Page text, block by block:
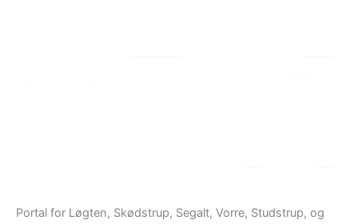
Portal for Løgten, Skødstrup, Segalt, Vorre, Studstrup, og